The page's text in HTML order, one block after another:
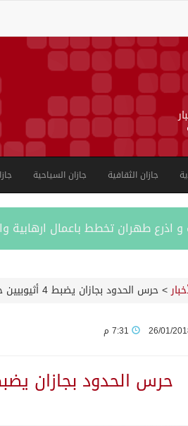
جازان الثقافية جازان السياحية
و اذرع طهران تخطط باعمال
مخيم قلنديا إصابة 48 فلسطينيًا
من ضيوف خادم الحرمين
>حرس الحدود بجازان يضبط 4 أثيوبيين حاولوا تهريب نحو طن حشيش
26/01/
حرس الحدود بجازان يضبط 4 أثيوبيين حاولوا تهريب نحو